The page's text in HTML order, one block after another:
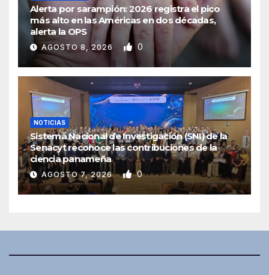
Alerta por sarampión: 2026 registra el pico
más alto en las Américas en dos décadas,
alerta la OPS
AGOSTO 8, 2026 0
NOTICIAS
Sistema Nacional de Investigación (SNI) de la
Senacyt reconoce las contribuciones de la
ciencia panameña
AGOSTO 7, 2026 0